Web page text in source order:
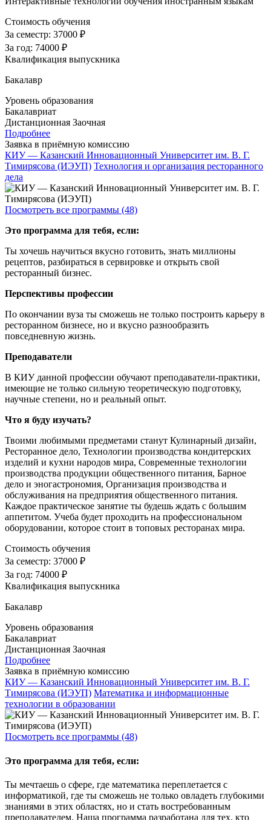
Стоимость обучения
За семестр: 37000 ₽
За год: 74000 ₽
Квалификация выпускника
Бакалавр
Уровень образования
Бакалавриат
Дистанционная Заочная
Подробнее
Заявка в приёмную комиссию
КИУ — Казанский Инновационный Университет им. В. Г.
Тимирясова (ИЭУП) Технология и организация ресторанного
дела
Посмотреть все программы (48)
Это программа для тебя, если:
Ты хочешь научиться вкусно готовить, знать миллионы
рецептов, разбираться в сервировке и открыть свой
ресторанный бизнес.
Перспективы профессии
По окончании вуза ты сможешь не только построить карьеру в
ресторанном бизнесе, но и вкусно разнообразить
повседневную жизнь.
Преподаватели
В КИУ данной профессии обучают преподаватели-практики,
имеющие не только сильную теоретическую подготовку,
научные степени, но и реальный опыт.
Что я буду изучать?
Твоими любимыми предметами станут Кулинарный дизайн,
Ресторанное дело, Технологии производства кондитерских
изделий и кухни народов мира, Современные технологии
производства продукции общественного питания, Барное
дело и эногастрономия, Организация производства и
обслуживания на предприятия общественного питания.
Каждое практическое занятие ты будешь ждать с большим
аппетитом. Учеба будет проходить на профессиональном
оборудовании, которое стоит в топовых ресторанах мира.
Стоимость обучения
За семестр: 37000 ₽
За год: 74000 ₽
Квалификация выпускника
Бакалавр
Уровень образования
Бакалавриат
Дистанционная Заочная
Подробнее
Заявка в приёмную комиссию
КИУ — Казанский Инновационный Университет им. В. Г.
Тимирясова (ИЭУП) Математика и информационные
технологии в образовании
Посмотреть все программы (48)
Это программа для тебя, если:
Ты мечтаешь о сфере, где математика переплетается с
информатикой, где ты сможешь не только овладеть глубокими
знаниями в этих областях, но и стать востребованным
преподавателем. Наша программа разработана для тех, кто